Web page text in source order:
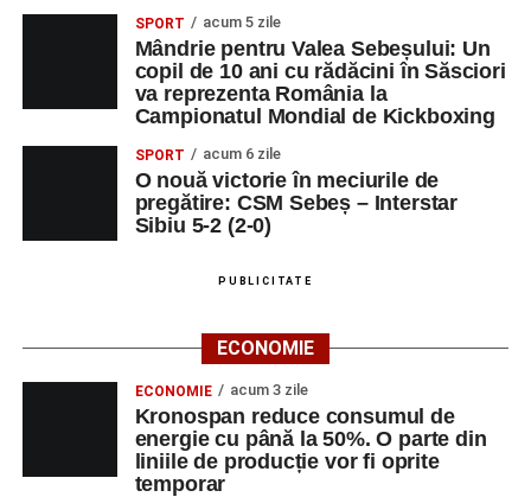
SPORT acum 5 zile
Mândrie pentru Valea Sebeșului: Un
copil de 10 ani cu rădăcini în Săsciori
va reprezenta România la
Campionatul Mondial de Kickboxing
SPORT acum 6 zile
O nouă victorie în meciurile de
pregătire: CSM Sebeș – Interstar
Sibiu 5-2 (2-0)
PUBLICITATE
ECONOMIE
ECONOMIE acum 3 zile
Kronospan reduce consumul de
energie cu până la 50%. O parte din
liniile de producție vor fi oprite
temporar